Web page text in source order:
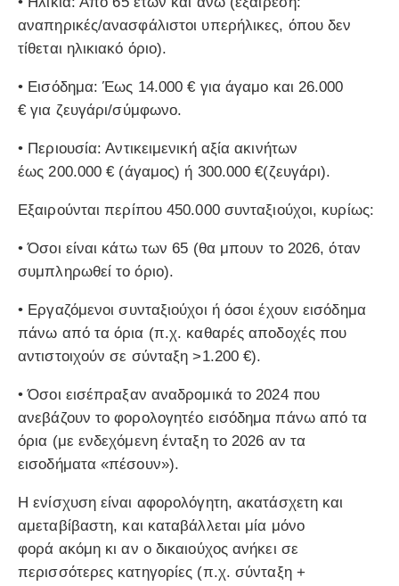
αναπηρικές/ανασφάλιστοι υπερήλικες, όπου δεν
τίθεται ηλικιακό όριο).
• Εισόδημα: Έως 14.000 € για άγαμο και 26.000
€ για ζευγάρι/σύμφωνο.
• Περιουσία: Αντικειμενική αξία ακινήτων
έως200.000 € (άγαμος) ή 300.000 €(ζευγάρι).
Εξαιρούνται περίπου450.000συνταξιούχοι, κυρίως:
• Όσοι είναι κάτω των 65 (θα μπουν το 2026, όταν
συμπληρωθεί το όριο).
• Εργαζόμενοι συνταξιούχοι ή όσοι έχουνεισόδημα
πάνω από τα όρια (π.χ. καθαρές αποδοχές που
αντιστοιχούν σε σύνταξη >1.200 €).
• Όσοι εισέπραξαν αναδρομικά το 2024που
ανεβάζουν το φορολογητέο εισόδημα πάνω από τα
όρια (με ενδεχόμενη ένταξη το 2026 αν τα
εισοδήματα «πέσουν»).
Η ενίσχυση είναι αφορολόγητη, ακατάσχετη και
αμεταβίβαστη, και καταβάλλεται μία μόνο
φορά ακόμη κι αν ο δικαιούχος ανήκει σε
περισσότερες κατηγορίες (π.χ. σύνταξη +